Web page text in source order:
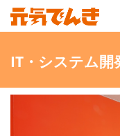
IT・システム開